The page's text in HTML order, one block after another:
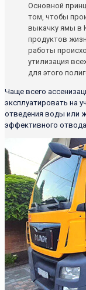
Основной
том, чтобы
выкачку ямы в
продуктов
работы
утилизация
для этого
Чаще всего
эксплуатировать на
отведения воды или
эффективного